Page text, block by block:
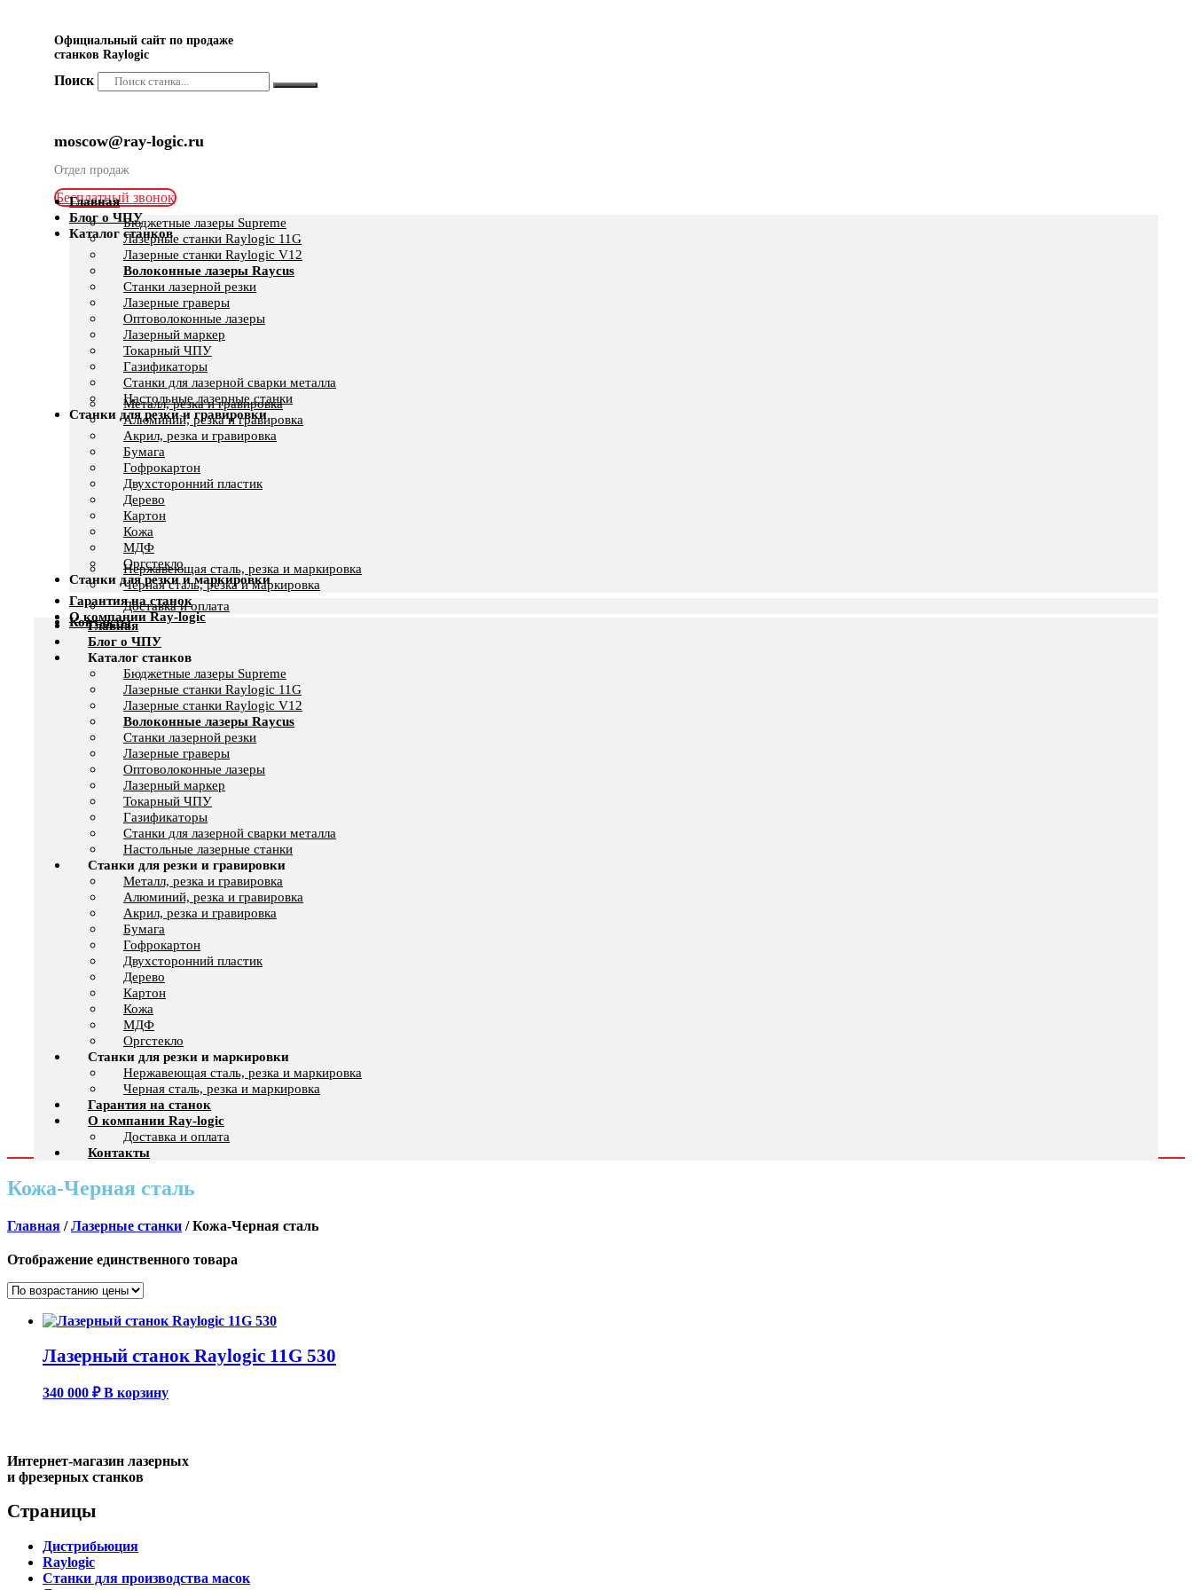
Официальный сайт по продаже
станков Raylogic
Поиск
moscow@ray-logic.ru
Отдел продаж
Бесплатный звонок
Главная
Блог о ЧПУ
Каталог станков
Бюджетные лазеры Supreme
Лазерные станки Raylogic 11G
Лазерные станки Raylogic V12
Волоконные лазеры Raycus
Станки лазерной резки
Лазерные граверы
Оптоволоконные лазеры
Лазерный маркер
Токарный ЧПУ
Газификаторы
Cтанки для лазерной сварки металла
Настольные лазерные станки
Станки для резки и гравировки
Металл, резка и гравировка
Алюминий, резка и гравировка
Акрил, резка и гравировка
Бумага
Гофрокартон
Двухсторонний пластик
Дерево
Картон
Кожа
МДФ
Оргстекло
Станки для резки и маркировки
Нержавеющая сталь, резка и маркировка
Черная сталь, резка и маркировка
Гарантия на станок
О компании Ray-logic
Доставка и оплата
Контакты
Главная
Блог о ЧПУ
Каталог станков
Бюджетные лазеры Supreme
Лазерные станки Raylogic 11G
Лазерные станки Raylogic V12
Волоконные лазеры Raycus
Станки лазерной резки
Лазерные граверы
Оптоволоконные лазеры
Лазерный маркер
Токарный ЧПУ
Газификаторы
Cтанки для лазерной сварки металла
Настольные лазерные станки
Станки для резки и гравировки
Металл, резка и гравировка
Алюминий, резка и гравировка
Акрил, резка и гравировка
Бумага
Гофрокартон
Двухсторонний пластик
Дерево
Картон
Кожа
МДФ
Оргстекло
Станки для резки и маркировки
Нержавеющая сталь, резка и маркировка
Черная сталь, резка и маркировка
Гарантия на станок
О компании Ray-logic
Доставка и оплата
Контакты
Кожа-Черная сталь
Главная /Лазерные станки / Кожа-Черная сталь
Отображение единственного товара
Лазерный станок Raylogic 11G 530
340 000 ₽ В корзину
Интернет-магазин лазерных
и фрезерных станков
Страницы
Дистрибьюция
Raylogic
Станки для производства масок